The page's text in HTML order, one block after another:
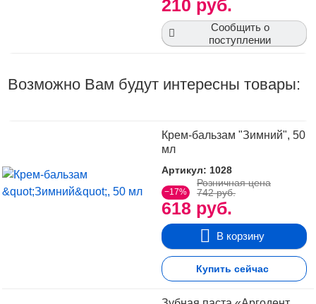
210 руб.
Сообщить о
поступлении
Возможно Вам будут интересны товары:
Крем-бальзам "Зимний", 50
мл
Артикул: 1028
−17%
618 руб.
Розничная цена
742 руб.
В корзину
Купить сейчас